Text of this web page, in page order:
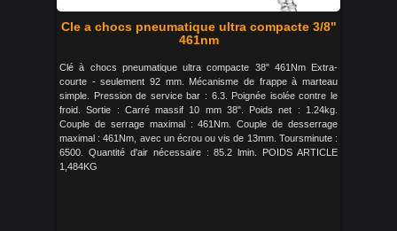
Cle a chocs pneumatique ultra compacte 3/8"
461nm
Clé à chocs pneumatique ultra compacte 38" 461Nm Extra-
courte - seulement 92 mm. Mécanisme de frappe à marteau
simple. Pression de service bar : 6.3. Poignée isolée contre le
froid. Sortie : Carré massif 10 mm 38". Poids net : 1.24kg.
Couple de serrage maximal : 461Nm. Couple de desserrage
maximal : 461Nm, avec un écrou ou vis de 13mm. Toursminute :
6500. Quantité d'air nécessaire : 85.2 lmin. POIDS ARTICLE
1,484KG